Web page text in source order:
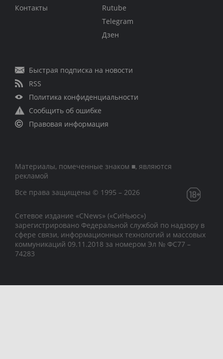
Контакты
Rutube
Telegram
Дзен
Быстрая подписка на новости
RSS
Политика конфиденциальности
Сообщить об ошибке
Правовая информация
Материалы, помеченные знаком ■, являются
рекламой
Все права защищены © 1995 – 2026
Сетевое издание «CNews» («СиНьюс»)
зарегистрировано Федеральной службой по надзору в
сфере связи, информационных технологий и массовых
коммуникаций 09.11.2018 за номером Эл № ФС77 –
74283